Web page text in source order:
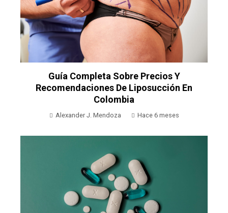
Guía Completa Sobre Precios Y
Recomendaciones De Liposucción En
Colombia
Alexander J. Mendoza Hace 6 meses